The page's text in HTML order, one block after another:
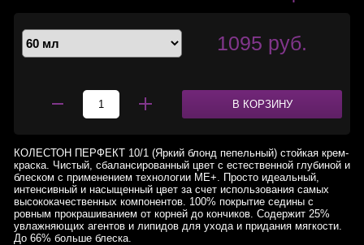
1095 руб.
В КОРЗИНУ
КОЛЕСТОН ПЕРФЕКТ 10/1 (Яркий блонд пепельный) стойкая крем-
краска. Чистый, сбалансированный цвет с естественной глубиной и
блеском с применением технологии МЕ+. Просто идеальный,
интенсивный и насыщенный цвет за счет использования самых
высококачественных компонентов. 100% покрытие седины с
ровным прокрашиванием от корней до кончиков. Содержит 25%
увлажняющих агентов и липидов для ухода и придания мягкости.
До 66% больше блеска.